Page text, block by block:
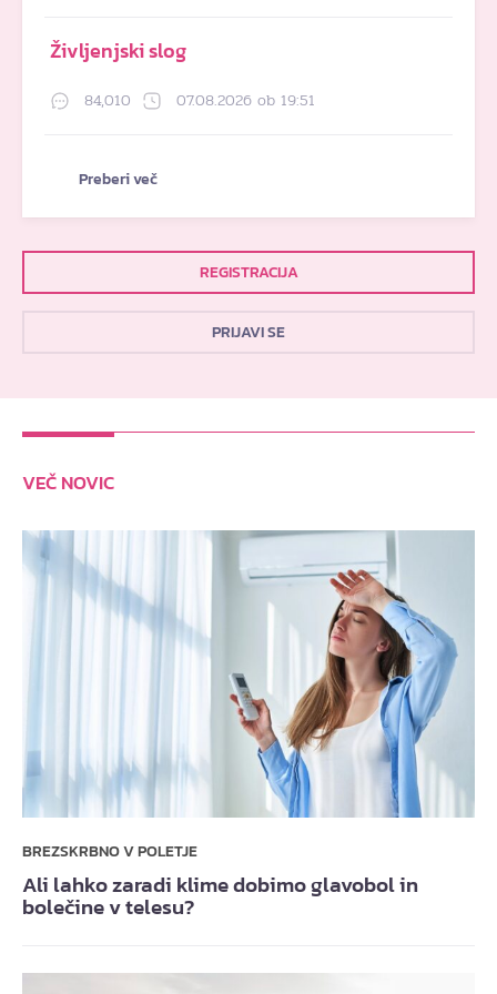
Življenjski slog
84,010 07.08.2026 ob 19:51
Preberi več
REGISTRACIJA
PRIJAVI SE
VEČ NOVIC
BREZSKRBNO V POLETJE
Ali lahko zaradi klime dobimo glavobol in
bolečine v telesu?